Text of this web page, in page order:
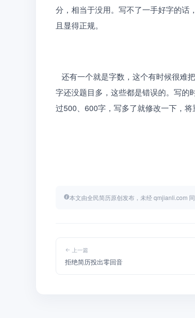
分，相当于没用。写不了一手好字的话
且显得正规。
字还没题目多，这些都是错误的。写的
过500、600字，写多了就修改一下，将
本文由全民简历原创发布，未经 qmjianli.com 同
上一篇
拒绝简历投出零回音